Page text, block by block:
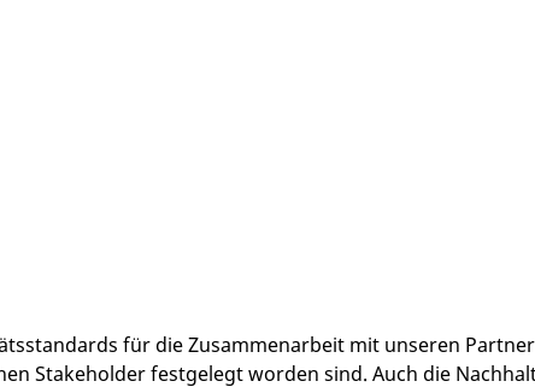
für die Zusammenarbeit mit unseren
Stakeholder festgelegt worden sind. Auch die